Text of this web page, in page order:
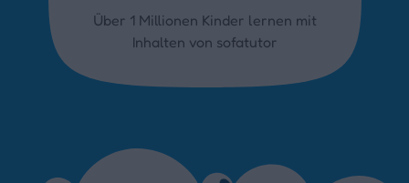
Über 1 Millionen Kinder lernen mit
Inhalten von sofatutor